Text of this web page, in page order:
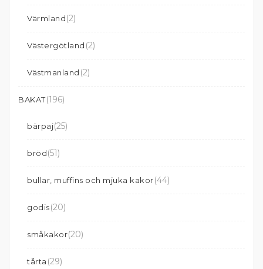
Värmland(2)
Västergötland (2)
Västmanland (2)
BAKAT(196)
bärpaj(25)
bröd(51)
bullar, muffins och mjuka kakor(44)
godis(20)
småkakor(20)
tårta (29)